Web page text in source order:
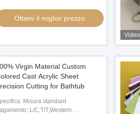
Ottieni il miglior prezzo
Video
Virgin Material Custom
Cast Acrylic Sheet
Cutting for Bathtub
Misura standard
L/C,T/T,Western